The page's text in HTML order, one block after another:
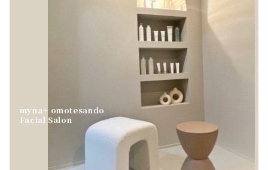
myna+ omotesando
Facial Salon